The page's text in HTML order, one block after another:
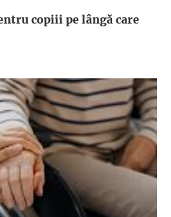
copiii pe lângă care